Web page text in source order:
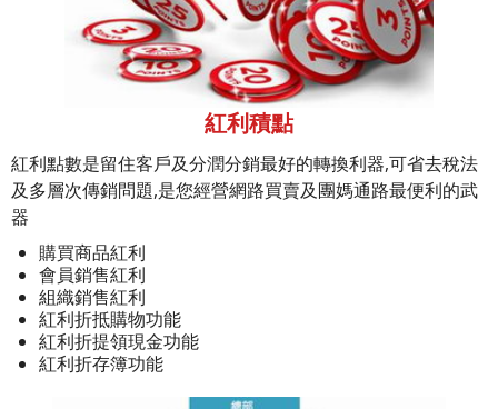
紅利積點
紅利點數是留住客戶及分潤分銷最好的轉換利器,可省去稅法
及多層次傳銷問題,是您經營網路買賣及團媽通路最便利的武
器
購買商品紅利
會員銷售紅利
組織銷售紅利
紅利折抵購物功能
紅利折提領現金功能
紅利折存簿功能